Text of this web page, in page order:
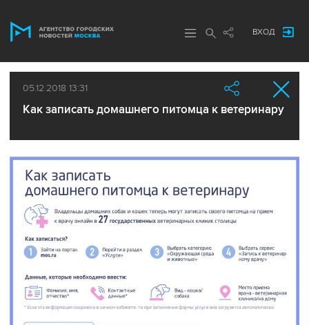
ВХОД
05.12.2018 13:31
Как записать домашнего питомца к ветеринару